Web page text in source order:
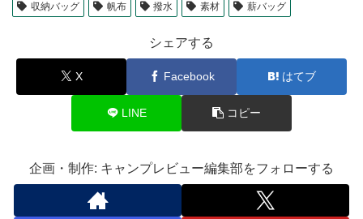
収納バッグ
帆布 撥水 素材 薪バッグ
シェアする
X Facebook はてブ
LINE コピー
企画・制作: キャンプレビュー編集部をフォローする